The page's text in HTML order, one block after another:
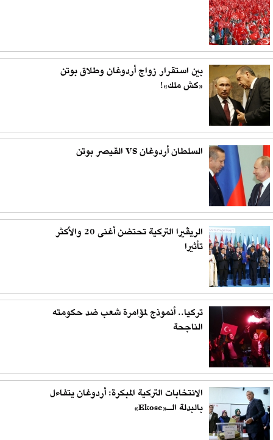
بين استقرار زواج أردوغان وطلاق بوتن
«كش ملك»!
السلطان أردوغان VS القيصر بوتن
الريڤيرا التركية تحتضن أغنى 20 والأكثر
تأثيرا
تركيا.. أنموذج لمؤامرة شعب ضد حكومته
الناجحة
الانتخابات التركية المبكرة: أردوغان يتفاءل
بالبدلة الـ«Ekose»